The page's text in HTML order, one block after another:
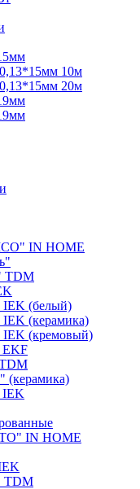
10м
20м
IN HOME
TDM
IEK (белый)
(керамика)
IEK (кремовый)
(керамика)
IEK
IN HOME
TDM